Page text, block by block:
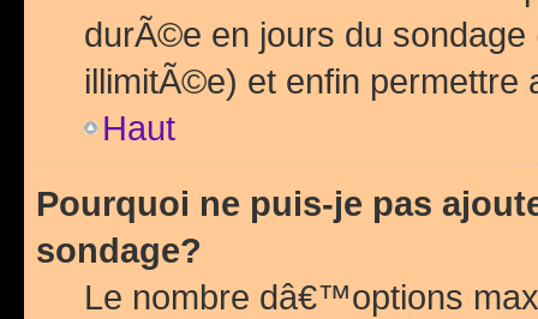
durÃ©e en jours du
illimitÃ©e) et enfin permettre
Haut
Pourquoi ne puis-je pas
sondage?
Le nombre dâ€™options